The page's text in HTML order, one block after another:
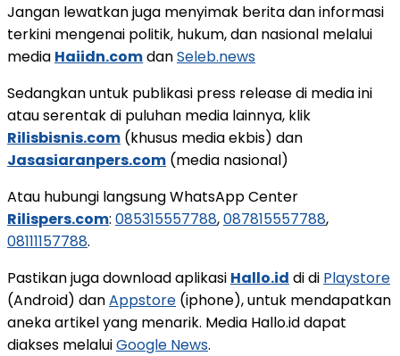
Jangan lewatkan juga menyimak berita dan informasi
terkini mengenai politik, hukum, dan nasional melalui
media Haiidn.comdanSeleb.news
Sedangkan untuk publikasi press release di media ini
atau serentak di puluhan media lainnya, klik
Rilisbisnis.com (khusus media ekbis) dan
Jasasiaranpers.com (media nasional)
Atau hubungi langsung WhatsApp Center
Rilispers.com: 085315557788,087815557788,
08111157788.
Pastikan juga download aplikasi Hallo.id di di Playstore
(Android) danAppstore (iphone), untuk mendapatkan
aneka artikel yang menarik. Media Hallo.id dapat
diakses melaluiGoogle News.